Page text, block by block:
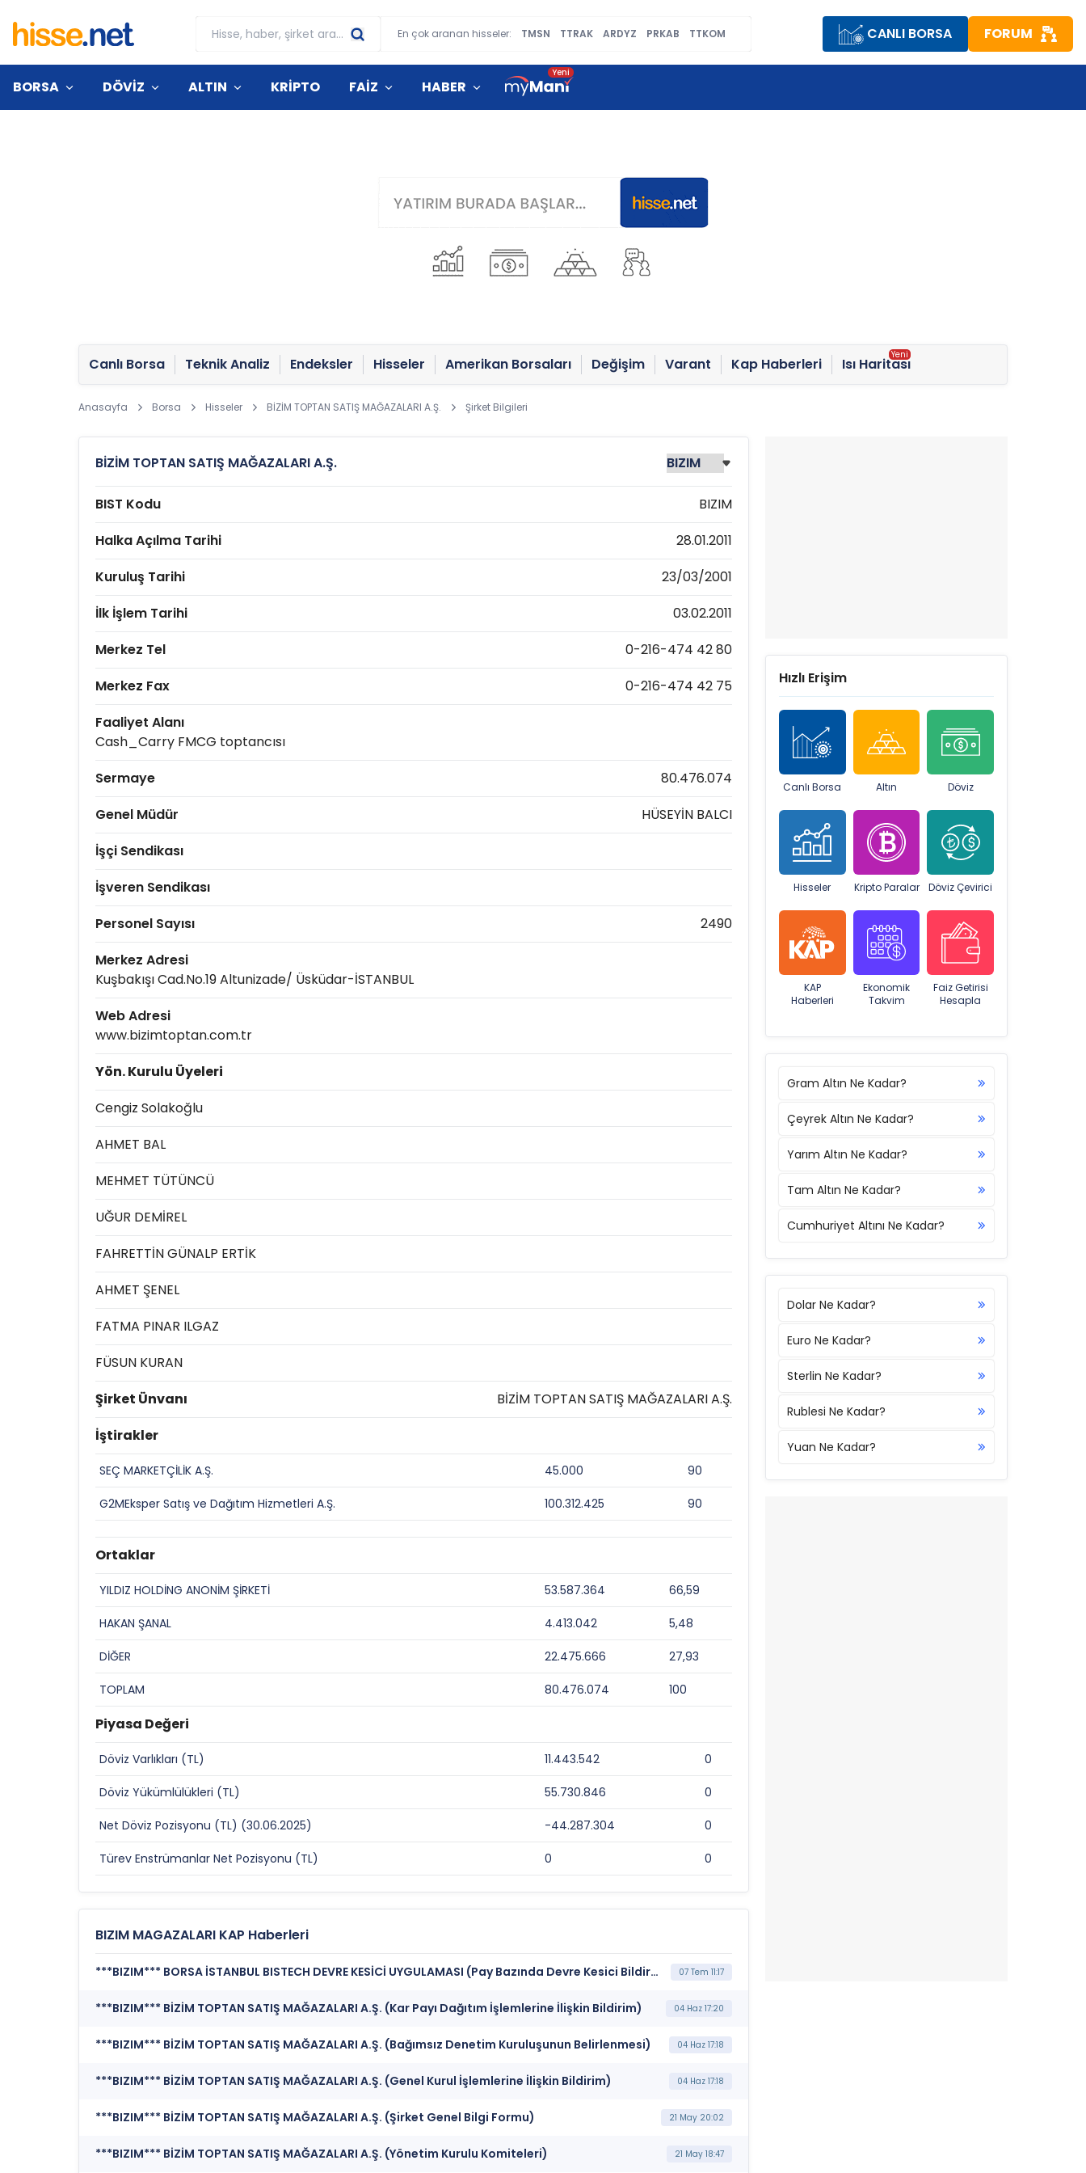
En çok aranan hisseler: TMSN TTRAK ARDYZ PRKAB TTKOM CANLI BORSA FORUM
BORSA DÖVİZ ALTIN KRİPTO FAİZ HABER
Canlı Borsa Teknik Analiz Endeksler Hisseler Amerikan Borsaları Değişim Varant Kap Haberleri Isı Haritası
Anasayfa Borsa Hisseler BİZİM TOPTAN SATIŞ MAĞAZALARI A.Ş. Şirket Bilgileri
BİZİM TOPTAN SATIŞ MAĞAZALARI A.Ş.
BIST Kodu
BIZIM
Halka Açılma Tarihi
28.01.2011
Kuruluş Tarihi
23/03/2001
İlk İşlem Tarihi
03.02.2011
Merkez Tel
0-216-474 42 80
Merkez Fax
0-216-474 42 75
Faaliyet Alanı
Cash_Carry FMCG toptancısı
Sermaye
80.476.074
Genel Müdür
HÜSEYİN BALCI
İşçi Sendikası
İşveren Sendikası
Personel Sayısı
2490
Merkez Adresi
Kuşbakışı Cad.No.19 Altunizade/ Üsküdar-İSTANBUL
Web Adresi
www.bizimtoptan.com.tr
Yön. Kurulu Üyeleri
Cengiz Solakoğlu
AHMET BAL
MEHMET TÜTÜNCÜ
UĞUR DEMİREL
FAHRETTİN GÜNALP ERTİK
AHMET ŞENEL
FATMA PINAR ILGAZ
FÜSUN KURAN
Şirket Ünvanı
BİZİM TOPTAN SATIŞ MAĞAZALARI A.Ş.
İştirakler
SEÇ MARKETÇİLİK A.Ş. 45.000 90
G2MEksper Satış ve Dağıtım Hizmetleri A.Ş. 100.312.425 90
Ortaklar
YILDIZ HOLDİNG ANONİM ŞİRKETİ 53.587.364 66,59
HAKAN ŞANAL 4.413.042 5,48
DİĞER 22.475.666 27,93
TOPLAM 80.476.074 100
Piyasa Değeri
Döviz Varlıkları (TL) 11.443.542 0
Döviz Yükümlülükleri (TL) 55.730.846 0
Net Döviz Pozisyonu (TL) (30.06.2025) -44.287.304 0
Türev Enstrümanlar Net Pozisyonu (TL) 0 0
BIZIM MAGAZALARI KAP Haberleri
***BIZIM*** BORSA İSTANBUL BISTECH DEVRE KESİCİ UYGULAMASI (Pay Bazında Devre Kesici Bildirimi) 07 Tem 11:17
***BIZIM*** BİZİM TOPTAN SATIŞ MAĞAZALARI A.Ş. (Kar Payı Dağıtım İşlemlerine İlişkin Bildirim) 04 Haz 17:20
***BIZIM*** BİZİM TOPTAN SATIŞ MAĞAZALARI A.Ş. (Bağımsız Denetim Kuruluşunun Belirlenmesi) 04 Haz 17:18
***BIZIM*** BİZİM TOPTAN SATIŞ MAĞAZALARI A.Ş. (Genel Kurul İşlemlerine İlişkin Bildirim) 04 Haz 17:18
***BIZIM*** BİZİM TOPTAN SATIŞ MAĞAZALARI A.Ş. (Şirket Genel Bilgi Formu) 21 May 20:02
***BIZIM*** BİZİM TOPTAN SATIŞ MAĞAZALARI A.Ş. (Yönetim Kurulu Komiteleri) 21 May 18:47
Hızlı Erişim
Canlı Borsa Altın Döviz
Hisseler Kripto Paralar Döviz Çevirici
KAP
Haberleri
Ekonomik
Takvim
Faiz Getirisi
Hesapla
Gram Altın Ne Kadar?
Çeyrek Altın Ne Kadar?
Yarım Altın Ne Kadar?
Tam Altın Ne Kadar?
Cumhuriyet Altını Ne Kadar?
Dolar Ne Kadar?
Euro Ne Kadar?
Sterlin Ne Kadar?
Rublesi Ne Kadar?
Yuan Ne Kadar?